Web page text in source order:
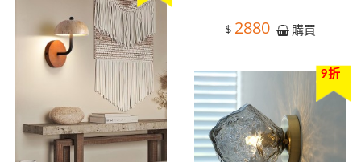
$ 2880 購買
9折